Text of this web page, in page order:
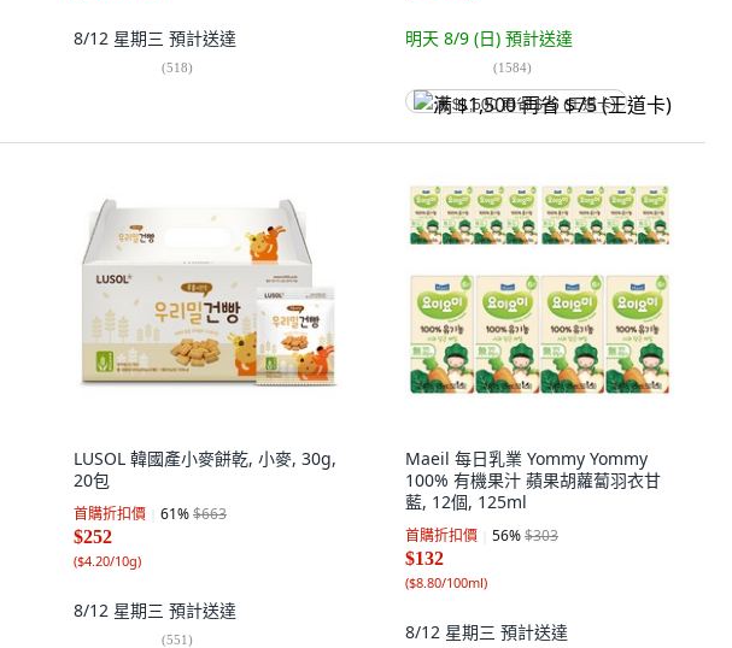
8/12 星期三 預計送達
(518)
明天 8/9 (日) 預計送達
(1584)
满 $1,500 再省 $75 (王道卡)
LUSOL 韓國產小麥餅乾, 小麥, 30g,
20包
首購折扣價 61%$663
$252
($4.20/10g)
8/12 星期三 預計送達
(551)
Maeil 每日乳業 Yommy Yommy
100% 有機果汁 蘋果胡蘿蔔羽衣甘
藍, 12個, 125ml
首購折扣價 56%$303
$132
($8.80/100ml)
8/12 星期三 預計送達